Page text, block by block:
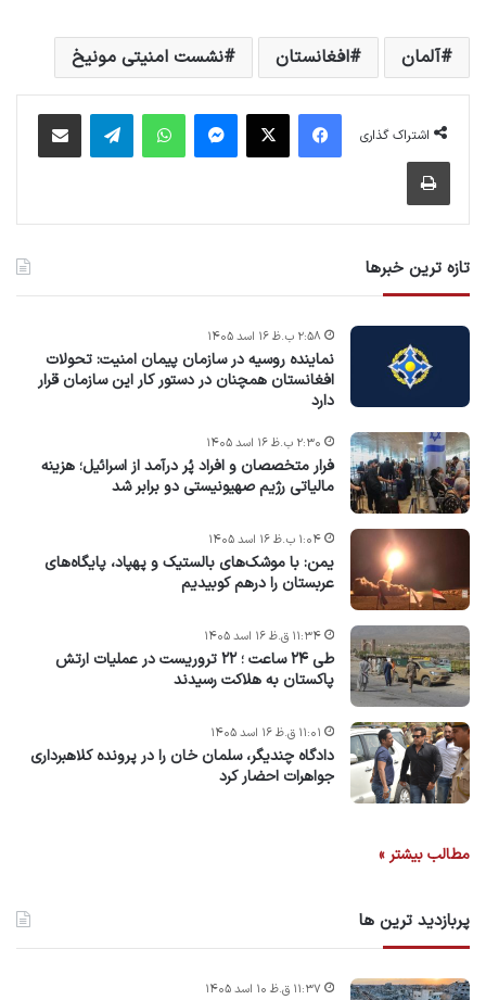
آلمان افغانستان نشست امنیتی مونیخ
اشتراک گذاری
فیس بوک پیام رسان واتس آپ
تازه ترین خبرها
نماینده روسیه در سازمان پیمان امنیت: تحولات
افغانستان همچنان در دستور کار این سازمان قرار
دارد
۲:۵۸ ب.ظ ۱۶ اسد ۱۴۰۵
فرار متخصصان و افراد پُر درآمد از اسرائیل؛ هزینه
مالیاتی رژیم صهیونیستی دو برابر شد
۲:۳۰ ب.ظ ۱۶ اسد ۱۴۰۵
یمن: با موشک‌های بالستیک و پهپاد، پایگاه‌های
عربستان را درهم کوبیدیم
۱:۰۴ ب.ظ ۱۶ اسد ۱۴۰۵
طی ۲۴ ساعت ؛ ۲۲ تروریست در عملیات ارتش
پاکستان به هلاکت رسیدند
۱۱:۳۴ ق.ظ ۱۶ اسد ۱۴۰۵
دادگاه چندیگر، سلمان خان را در پرونده کلاهبرداری
جواهرات احضار کرد
۱۱:۰۱ ق.ظ ۱۶ اسد ۱۴۰۵
مطالب بیشتر »
پربازدید ترین ها
۱۱:۳۷ ق.ظ ۱۰ اسد ۱۴۰۵